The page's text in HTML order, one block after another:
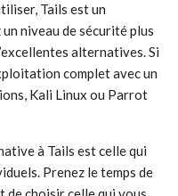
Tails est un
niveau de sécurité plus
alternatives. Si
complet avec un
Kali Linux ou Parrot
à Tails est celle qui
Prenez le temps de